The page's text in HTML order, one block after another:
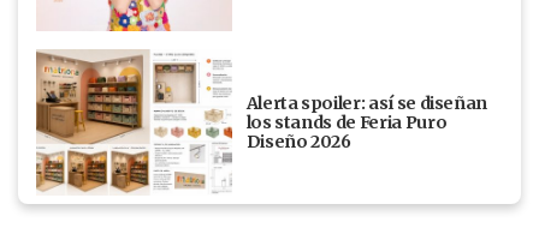
Alerta spoiler: así se diseñan
los stands de Feria Puro
Diseño 2026